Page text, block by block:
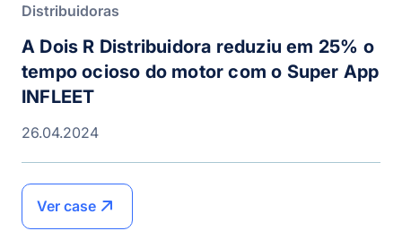
Distribuidoras
A Dois R Distribuidora reduziu em 25% o
tempo ocioso do motor com o Super App
INFLEET
26.04.2024
Ver case